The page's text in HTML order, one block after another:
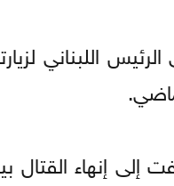
إنهاء القتال